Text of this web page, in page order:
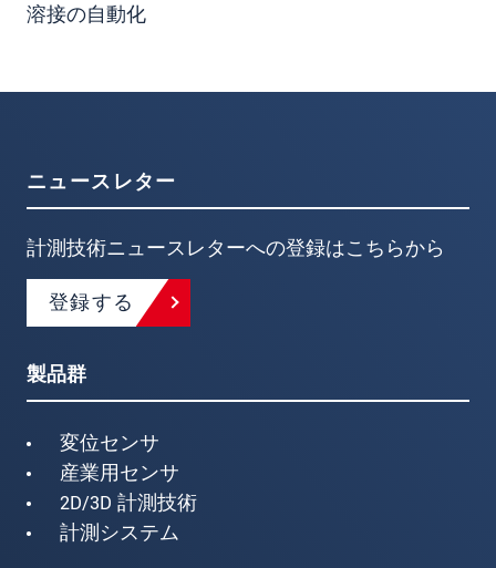
溶接の自動化
ニュースレター
計測技術ニュースレターへの登録はこちらから
登録する
製品群
変位センサ
産業用センサ
2D/3D 計測技術
計測システム